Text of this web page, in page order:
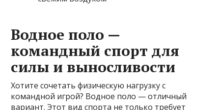
Водное поло —
командный спорт для
силы и выносливости
Хотите сочетать физическую нагрузку с
командной игрой? Водное поло — отличный
вариант. Этот вид спорта не только требует